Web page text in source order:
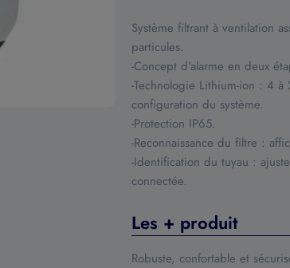
Système filtrant à ventilation
particules.
-Concept d'alarme en deux
-Technologie Lithium-ion : 4
configuration du système.
-Protection IP65.
-Reconnaissance du filtre :
-Identification du tuyau :
connectée.
Les + produit
Robuste, confortable et